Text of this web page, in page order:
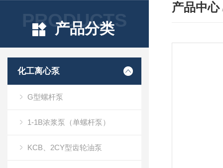
PRODUCTS
产品分类
化工离心泵
G型螺杆泵
1-1B浓浆泵（单螺杆泵）
KCB、2CY型齿轮油泵
产品中心